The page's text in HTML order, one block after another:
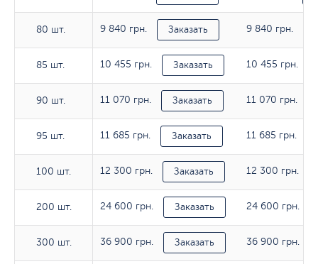
80 шт.
85 шт.
90 шт.
95 шт.
100 шт.
200 шт.
300 шт.
80 шт. 9 840 грн. Заказать 9 840 грн.
85 шт. 10 455 грн. Заказать 10 455 грн.
90 шт. 11 070 грн. Заказать 11 070 грн.
95 шт. 11 685 грн. Заказать 11 685 грн.
100 шт. 12 300 грн. Заказать 12 300 грн.
200 шт. 24 600 грн. Заказать 24 600 грн.
300 шт. 36 900 грн. Заказать 36 900 грн.